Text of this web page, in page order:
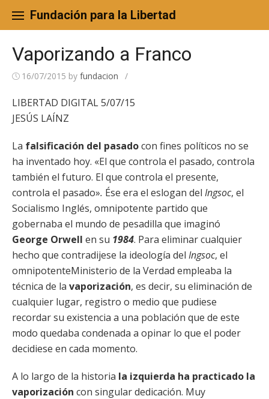
content
Fundación para la Libertad
Vaporizando a Franco
16/07/2015 by fundacion /
LIBERTAD DIGITAL 5/07/15
JESÚS LAÍNZ
La falsificación del pasadocon fines políticos no se
ha inventado hoy. «El que controla el pasado, controla
también el futuro. El que controla el presente,
controla el pasado». Ése era el eslogan del Ingsoc, el
Socialismo Inglés, omnipotente partido que
gobernaba el mundo de pesadilla que imaginó
George Orwell en su 1984. Para eliminar cualquier
hecho que contradijese la ideología del Ingsoc, el
omnipotenteMinisterio de la Verdad empleaba la
técnica de la vaporización, es decir, su eliminación de
cualquier lugar, registro o medio que pudiese
recordar su existencia a una población que de este
modo quedaba condenada a opinar lo que el poder
decidiese en cada momento.
A lo largo de la historia la izquierda ha practicado la
vaporización con singular dedicación. Muy